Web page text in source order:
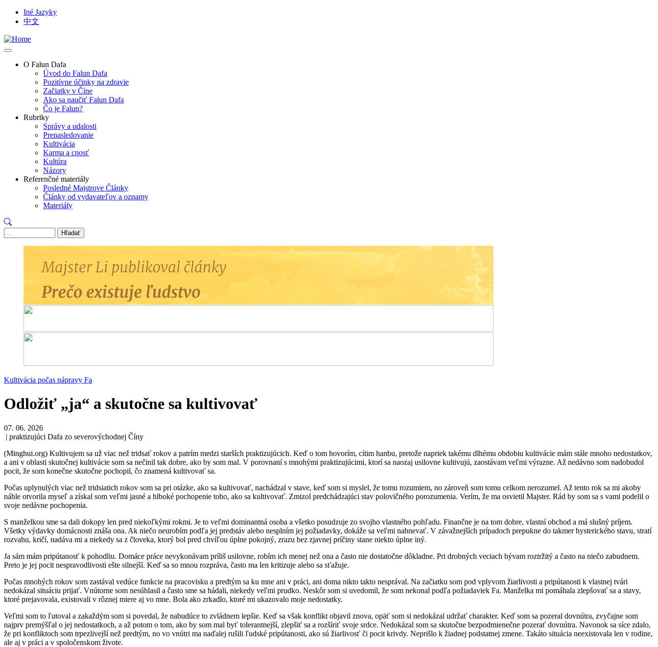
Skip
content
Links
Iné Jazyky
中文
O Falun Dafa
Úvod do Falun Dafa
Pozitívne účinky na zdravie
Začiatky v Číne
Ako sa naučiť Falun Dafa
Čo je Falun?
Rubriky
Správy a udalosti
Prenasledovanie
Kultivácia
Karma a cnosť
Kultúra
Názory
Referenčné materiály
Posledné Majstrove Články
Články od vydavateľov a oznamy
Materiály
Hľadať
Kultivácia počas nápravy Fa
Odložiť „ja“ a skutočne sa kultivovať
07. 06. 2026
| praktizujúci Dafa zo severovýchodnej Číny
(Minghui.org) Kultivujem sa už viac než tridsať rokov a patrím medzi starších praktizujúcich. Keď o tom hovorím, cítim hanbu, pretože napriek takému dlhému obdobiu kultivácie mám stále mnoho nedostatkov,
a ani v oblasti skutočnej kultivácie som sa nečinil tak dobre, ako by som mal. V porovnaní s mnohými praktizujúcimi, ktorí sa naozaj usilovne kultivujú, zaostávam veľmi výrazne. Až nedávno som nadobudol
pocit, že som konečne skutočne pochopil, čo znamená kultivovať sa.
Počas uplynulých viac než tridsiatich rokov som sa pri otázke, ako sa kultivovať, nachádzal v stave, keď som si myslel, že tomu rozumiem, no zároveň som tomu celkom nerozumel. Až tento rok sa mi akoby
náhle otvorila myseľ a získal som veľmi jasné a hlboké pochopenie toho, ako sa kultivovať. Zmizol predchádzajúci stav polovičného porozumenia. Verím, že ma osvietil Majster. Rád by som sa s vami podelil o
svoje nedávne pochopenia.
S manželkou sme sa dali dokopy len pred niekoľkými rokmi. Je to veľmi dominantná osoba a všetko posudzuje zo svojho vlastného pohľadu. Finančne je na tom dobre, vlastní obchod a má slušný príjem.
Všetky výdavky domácnosti znáša ona. Ak niečo neurobím podľa jej predstáv alebo nesplním jej požiadavky, dokáže sa veľmi nahnevať. V závažnejších prípadoch prepukne do takmer hysterického stavu, stratí
rozvahu, kričí, nadáva mi a niekedy sa z človeka, ktorý bol pred chvíľou úplne pokojný, zrazu bez zjavnej príčiny stane niekto úplne iný.
Ja sám mám pripútanosť k pohodliu. Domáce práce nevykonávam príliš usilovne, robím ich menej než ona a často nie dostatočne dôkladne. Pri drobných veciach bývam roztržitý a často na niečo zabudnem.
Preto je jej pocit nespravodlivosti ešte silnejší. Keď sa so mnou rozpráva, často ma len kritizuje alebo sa sťažuje.
Počas mnohých rokov som zastával vedúce funkcie na pracovisku a predtým sa ku mne ani v práci, ani doma nikto takto nesprával. Na začiatku som pod vplyvom žiarlivosti a pripútanosti k vlastnej tvári
nedokázal situáciu prijať. Vnútorne som nesúhlasil a často sme sa hádali, niekedy veľmi prudko. Neskôr som si uvedomil, že som nekonal podľa požiadaviek Fa. Manželka mi pomáhala zlepšovať sa a stavy,
ktoré prejavovala, existovali v rôznej miere aj vo mne. Bola ako zrkadlo, ktoré mi ukazovalo moje nedostatky.
Veľmi som to ľutoval a zakaždým som si povedal, že nabudúce to zvládnem lepšie. Keď sa však konflikt objavil znova, opäť som si nedokázal udržať charakter. Keď som sa pozeral dovnútra, zvyčajne som
najprv premýšľal o jej nedostatkoch, a až potom o tom, ako by som mal byť tolerantnejší, zlepšiť sa a rozšíriť svoje srdce. Nedokázal som sa skutočne bezpodmienečne pozerať dovnútra. Navonok sa síce zdalo,
že pri konfliktoch som trpezlivejší než predtým, no vo vnútri ma naďalej rušili ľudské pripútanosti, ako sú žiarlivosť či pocit krivdy. Neprišlo k žiadnej podstatnej zmene. Takáto situácia neexistovala len v rodine,
ale aj v práci a v spoločenskom živote.